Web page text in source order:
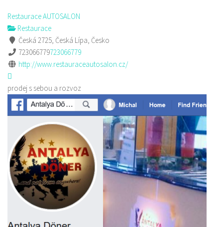
Restaurace AUTOSALON
Restaurace
Česká 2725, Česká Lípa, Česko
723066779723066779
http://www.restauraceautosalon.cz/
prodej s sebou a rozvoz